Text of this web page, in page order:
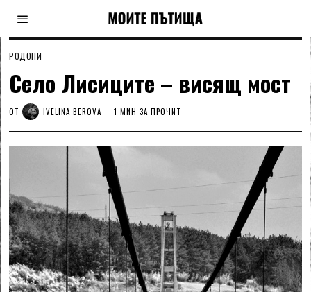
РОДОПИ
Село Лисиците – висящ мост
ОТ IVELINA BEROVA 1 МИН ЗА ПРОЧИТ